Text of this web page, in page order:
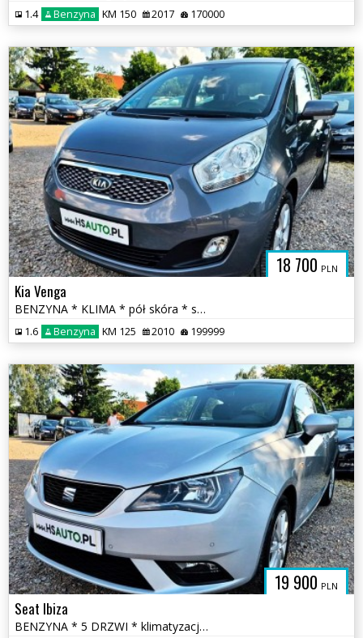
1.4 Benzyna KM 150 2017 170000
18 700 PLN
Kia Venga
BENZYNA * KLIMA * pół skóra * super * okazja * POLECAMY
1.6 Benzyna KM 125 2010 199999
19 900 PLN
Seat Ibiza
BENZYNA * 5 DRZWI * klimatyzacja * 2x PDC * super * okazja * POLECAMY